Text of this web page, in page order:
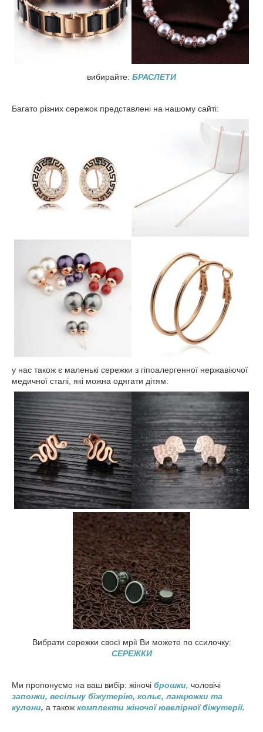
вибирайте: БРАСЛЕТИ
Багато різних сережок представлені на нашому сайті:
у нас також є маленькі сережки з гіпоалергенної нержавіючої
медичної сталі, які можна одягати дітям:
Вибрати сережки своєї мрії Ви можете по ссилочку:
СЕРЕЖКИ
Ми пропонуємо на ваш вибір: жіночі брошки, чоловічі
запонки, весільну біжутерію, кольє, ланцюжки та
кулони, а також комплекти жіночої ювелірної біжутерії.